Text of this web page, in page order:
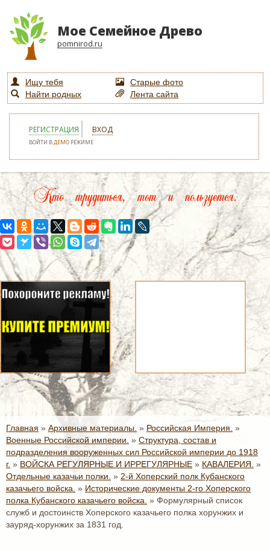
Мое Семейное Древо
pomnirod.ru
Ищу тебя
Старые фото
Найти родных
Лента сайта
РЕГИСТРАЦИЯ ВХОД
ВОЙТИ ВДЕМО РЕЖИМЕ
Кто трудиться, тот и пользуется.
Главная » Архивные материалы. » Российская Империя. »
Военные Российской империи. » Структура, состав и
подразделения вооруженных сил Российской империи до 1918
г. » ВОЙСКА РЕГУЛЯРНЫЕ И ИРРЕГУЛЯРНЫЕ » КАВАЛЕРИЯ. »
Отдельные казачьи полки. » 2-й Хоперский полк Кубанского
казачьего войска. » Исторические документы 2-го Хоперского
полка Кубанского казачьего войска. » Формулярный список
служб и достоинств Хоперского казачьего полка хорунжих и
зауряд-хорунжих за 1831 год.